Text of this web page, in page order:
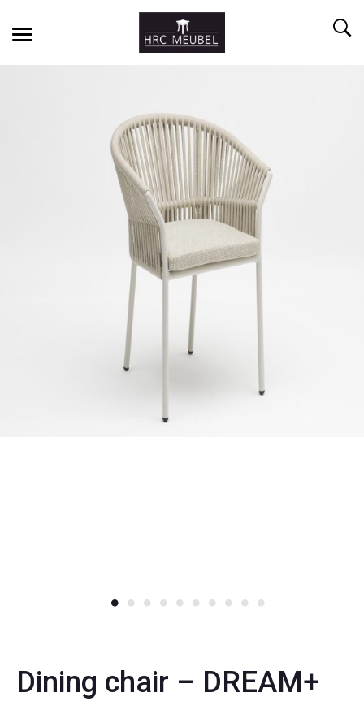
Dining chair – DREAM+